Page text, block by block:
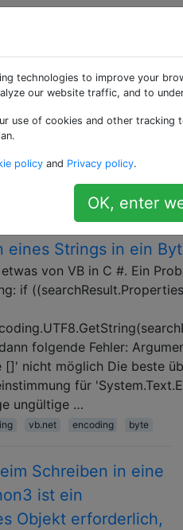
getaggte
normalerweise 8 Bits
System anzugeben.
eines Strings in ein
von VB in C #. Ein
if
folgende Fehler:
[]' nicht möglich Die beste
für
ungültige …
vb.net encoding byte
Schreiben in eine
ist ein
Objekt erforderlich,
technologies to improve your
our website traffic, and to
use of cookies and other
policy and Privacy policy.
OK, enter